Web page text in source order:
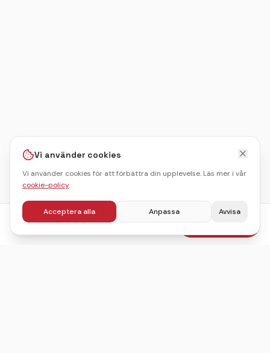
fr.499kr/pers Boka julbord
Vi använder cookies
Vi använder cookies för att förbättra din upplevelse. Läs mer i vår
cookie-policy.
Acceptera alla Anpassa Avvisa